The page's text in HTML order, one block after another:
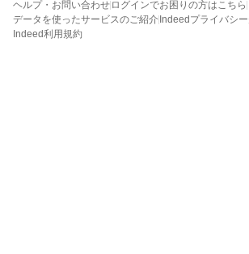
ヘルプ・お問い合わせ ログインでお困りの方はこちら
データを使ったサービスのご紹介 Indeedプライバシ
Indeed利用規約